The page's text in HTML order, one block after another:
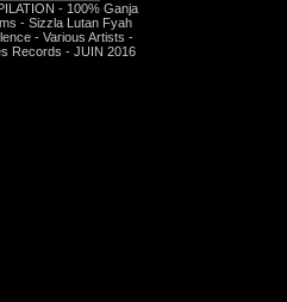
- 100% Ganja
- Sizzla Lutan Fyah
- Various Artists -
Records - JUIN 2016